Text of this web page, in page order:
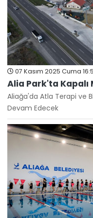
07 Kasım 2025 Cuma
Alia Park'ta Kapalı
Aliağa'da Atla Terapi ve
Devam Edecek